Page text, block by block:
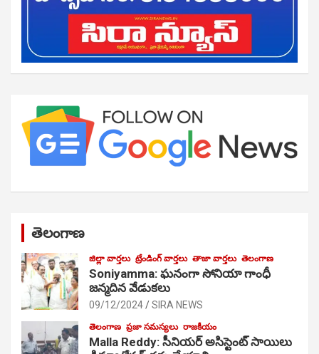
తెలంగాణ
జిల్లా వార్తలు ట్రేండింగ్ వార్తలు తాజా వార్తలు తెలంగాణ
Soniyamma: ఘ‌నంగా సోనియా గాంధీ
జ‌న్మ‌దిన వేడుక‌లు
09/12/2024 SIRA NEWS
తెలంగాణ ప్రజా సమస్యలు రాజకీయం
Malla Reddy: సీనియర్ అసిస్టెంట్ సాయిలు